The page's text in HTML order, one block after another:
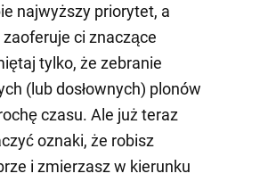
najwyższy priorytet, a
ci znaczące
tylko, że zebranie
(lub dosłownych) plonów
czasu. Ale już teraz
oznaki, że robisz
i zmierzasz w kierunku